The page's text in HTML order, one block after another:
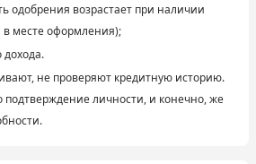
одобрения возрастает при наличии
в месте оформления);
дохода.
не проверяют кредитную историю.
подтверждение личности, и конечно, же